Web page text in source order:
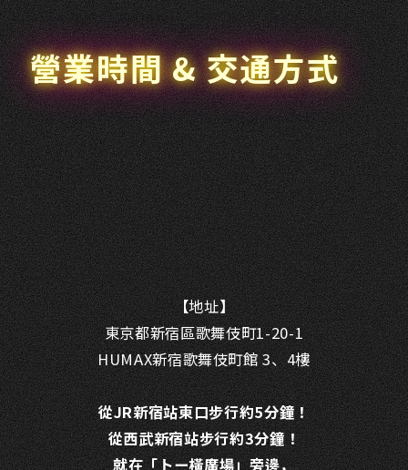
營業時間 & 交通方式
【地址】
東京都新宿區歌舞伎町1-20-1
HUMAX新宿歌舞伎町館 3、4樓
從JR新宿站東口步行約5分鐘！
從西武新宿站步行約3分鐘！
就在「トー橫廣場」旁邊，